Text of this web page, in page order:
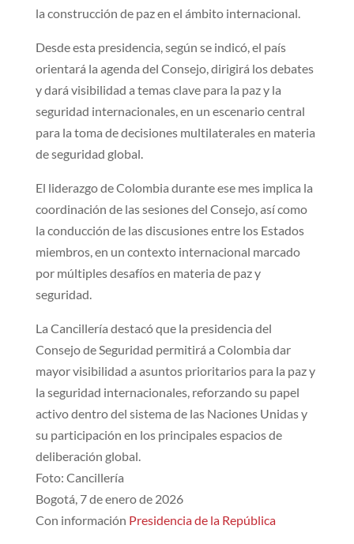
la construcción de paz en el ámbito internacional.
Desde esta presidencia, según se indicó, el país
orientará la agenda del Consejo, dirigirá los debates
y dará visibilidad a temas clave para la paz y la
seguridad internacionales, en un escenario central
para la toma de decisiones multilaterales en materia
de seguridad global.
El liderazgo de Colombia durante ese mes implica la
coordinación de las sesiones del Consejo, así como
la conducción de las discusiones entre los Estados
miembros, en un contexto internacional marcado
por múltiples desafíos en materia de paz y
seguridad.
La Cancillería destacó que la presidencia del
Consejo de Seguridad permitirá a Colombia dar
mayor visibilidad a asuntos prioritarios para la paz y
la seguridad internacionales, reforzando su papel
activo dentro del sistema de las Naciones Unidas y
su participación en los principales espacios de
deliberación global.
Foto: Cancillería
Bogotá, 7 de enero de 2026
Con información Presidencia de la República